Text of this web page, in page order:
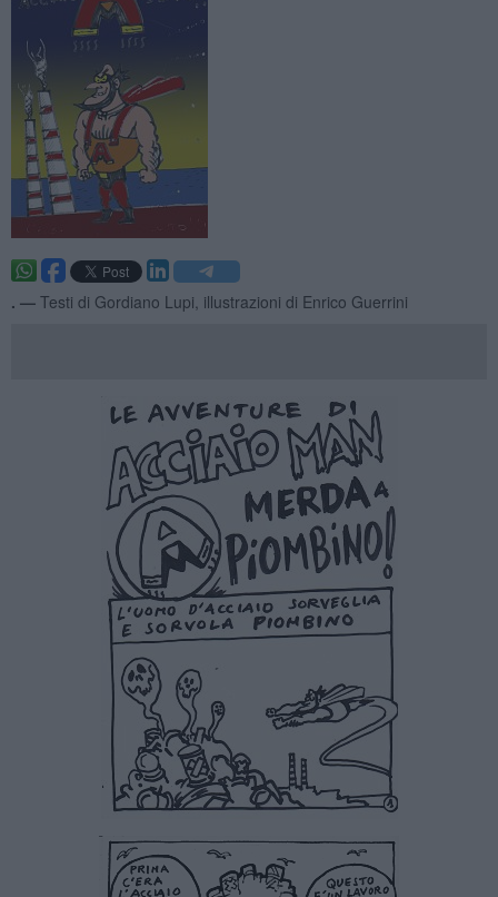
. — Testi di Gordiano Lupi, illustrazioni di Enrico Guerrini